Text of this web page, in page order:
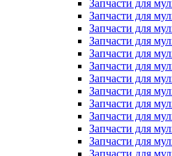
Запчасти для
Запчасти для
Запчасти для
Запчасти для
Запчасти для
Запчасти для
Запчасти для
Запчасти для
Запчасти для
Запчасти для
Запчасти для
Запчасти для
Запчасти для